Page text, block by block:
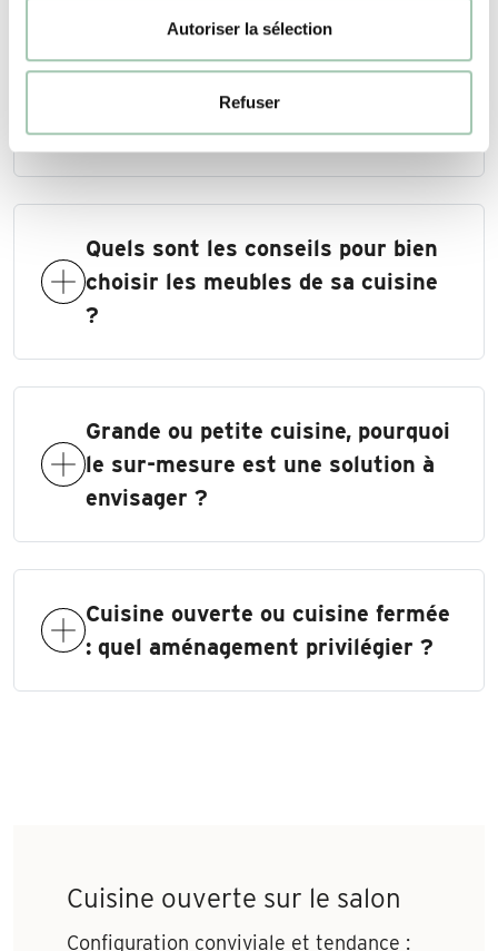
Autoriser la sélection
Refuser
Quelle qualité de meuble pour une
cuisine ?
Quels sont les conseils pour bien
choisir les meubles de sa cuisine
?
Grande ou petite cuisine, pourquoi
le sur-mesure est une solution à
envisager ?
Cuisine ouverte ou cuisine fermée
: quel aménagement privilégier ?
Cuisine ouverte sur le salon
Configuration conviviale et tendance :